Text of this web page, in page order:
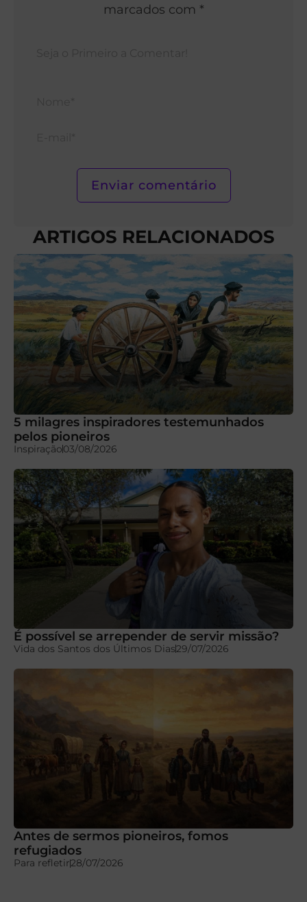
marcados com *
ARTIGOS RELACIONADOS
5 milagres inspiradores testemunhados
pelos pioneiros
Inspiração03/08/2026
É possível se arrepender de servir missão?
Vida dos Santos dos Últimos Dias29/07/2026
Antes de sermos pioneiros, fomos
refugiados
Para refletir28/07/2026